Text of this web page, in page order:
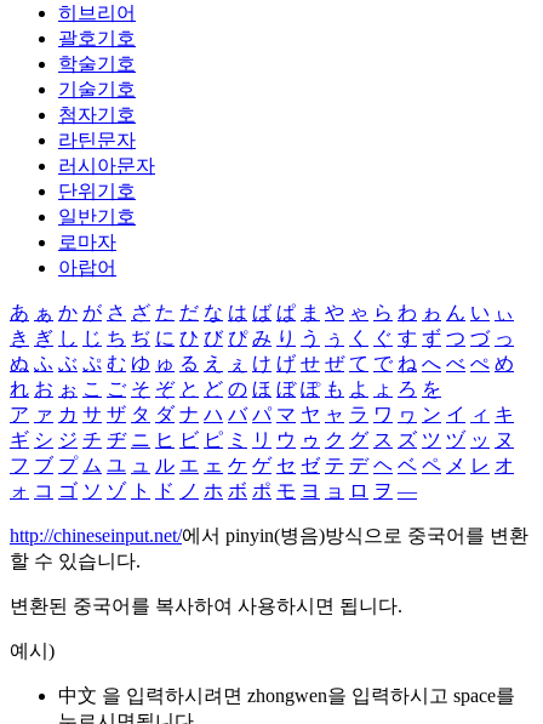
히브리어
괄호기호
학술기호
기술기호
첨자기호
라틴문자
러시아문자
단위기호
일반기호
로마자
아랍어
あ ぁ か が さ ざ た だ な は ば ぱ ま や ゃ ら わ ゎ ん い ぃ
き ぎ し じ ち ぢ に ひ び ぴ み り う ぅ く ぐ す ず つ づ っ
ぬ ふ ぶ ぷ む ゆ ゅ る え ぇ け げ せ ぜ て で ね へ べ ぺ め
れ お ぉ こ ご そ ぞ と ど の ほ ぼ ぽ も よ ょ ろ を
ア ァ カ サ ザ タ ダ ナ ハ バ パ マ ヤ ャ ラ ワ ヮ ン イ ィ キ
ギ シ ジ チ ヂ ニ ヒ ビ ピ ミ リ ウ ゥ ク グ ス ズ ツ ヅ ッ ヌ
フ ブ プ ム ユ ュ ル エ ェ ケ ゲ セ ゼ テ デ ヘ ベ ペ メ レ オ
ォ コ ゴ ソ ゾ ト ド ノ ホ ボ ポ モ ヨ ョ ロ ヲ ―
http://chineseinput.net/에서 pinyin(병음)방식으로 중국어를 변환
할 수 있습니다.
변환된 중국어를 복사하여 사용하시면 됩니다.
예시)
中文 을 입력하시려면 zhongwen을 입력하시고 space를